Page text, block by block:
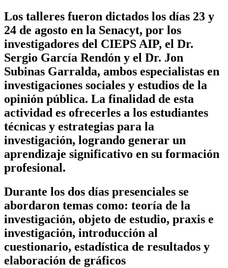
Los talleres fueron dictados los días 23 y
24 de agosto en la Senacyt, por los
investigadores del CIEPS AIP, el Dr.
Sergio García Rendón y el Dr. Jon
Subinas Garralda, ambos especialistas en
investigaciones sociales y estudios de la
opinión pública. La finalidad de esta
actividad es ofrecerles a los estudiantes
técnicas y estrategias para la
investigación, logrando generar un
aprendizaje significativo en su formación
profesional.
Durante los dos días presenciales se
abordaron temas como: teoría de la
investigación, objeto de estudio, praxis e
investigación, introducción al
cuestionario, estadística de resultados y
elaboración de gráficos